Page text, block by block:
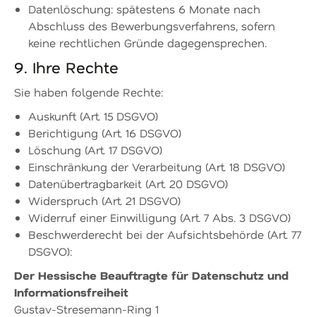
Datenlöschung: spätestens 6 Monate nach
Abschluss des Bewerbungsverfahrens, sofern
keine rechtlichen Gründe dagegensprechen.
9. Ihre Rechte
Sie haben folgende Rechte:
Auskunft (Art. 15 DSGVO)
Berichtigung (Art. 16 DSGVO)
Löschung (Art. 17 DSGVO)
Einschränkung der Verarbeitung (Art. 18 DSGVO)
Datenübertragbarkeit (Art. 20 DSGVO)
Widerspruch (Art. 21 DSGVO)
Widerruf einer Einwilligung (Art. 7 Abs. 3 DSGVO)
Beschwerderecht bei der Aufsichtsbehörde (Art. 77
DSGVO):
Der Hessische Beauftragte für Datenschutz und
Informationsfreiheit
Gustav-Stresemann-Ring 1